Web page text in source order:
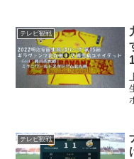
テレビ観戦
テレビ観戦